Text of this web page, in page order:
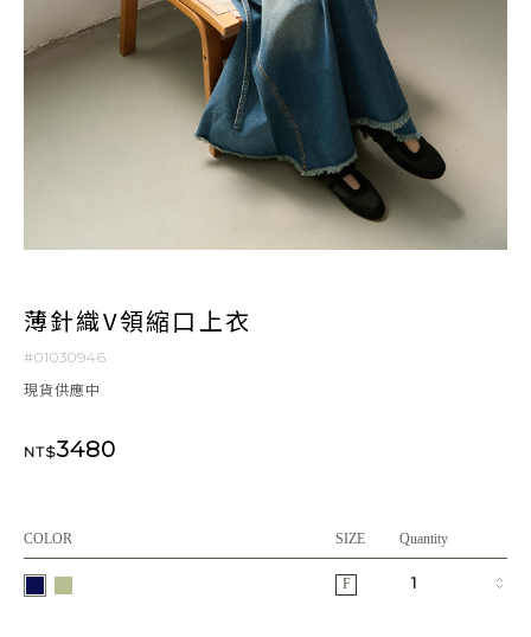
薄針織V領縮口上衣
#01030946
現貨供應中
NT$3480
COLOR SIZE Quantity
F